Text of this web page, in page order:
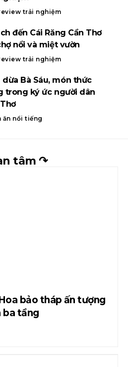
trải nghiệm
đến Cái Răng Cần Thơ
nổi và miệt vườn
trải nghiệm
dừa Bà Sáu, món thức
trong ký ức người dân
ăn nổi tiếng
tâm ↷
bảo tháp ấn tượng
ba tầng